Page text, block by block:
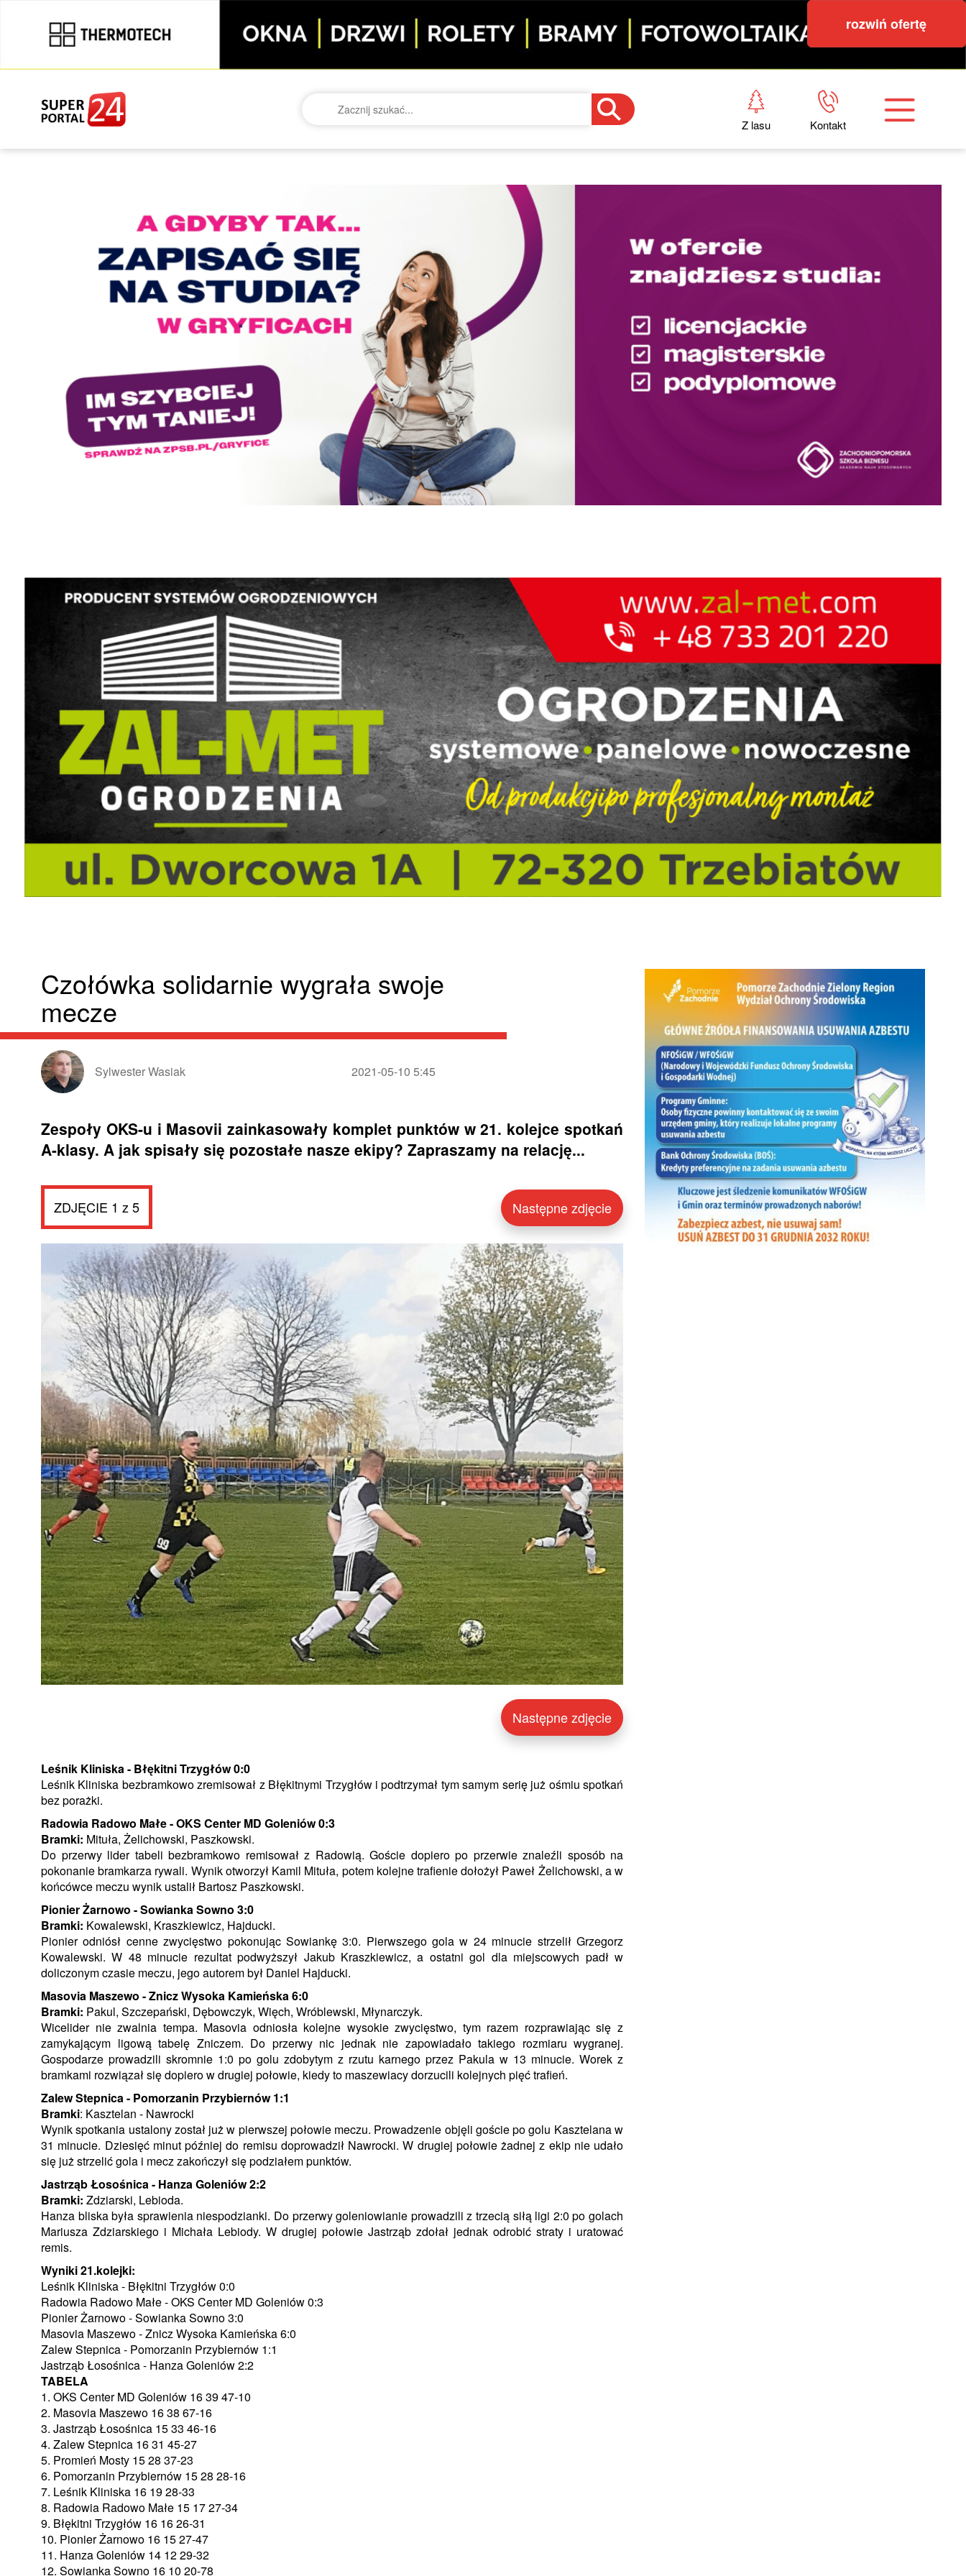
rozwiń ofertę
Z lasu Kontakt
Czołówka solidarnie wygrała swoje
mecze
Sylwester Wasiak 2021-05-10 5:45
Zespoły OKS-u i Masovii zainkasowały komplet punktów w 21. kolejce spotkań
A-klasy. A jak spisały się pozostałe nasze ekipy? Zapraszamy na relację...
ZDJĘCIE 1 z 5 Następne zdjęcie
Następne zdjęcie
Leśnik Kliniska - Błękitni Trzygłów 0:0
Leśnik Kliniska bezbramkowo zremisował z Błękitnymi Trzygłów i podtrzymał tym samym serię już ośmiu spotkań
bez porażki.
Radowia Radowo Małe - OKS Center MD Goleniów 0:3
Bramki: Mituła, Żelichowski, Paszkowski.
Do przerwy lider tabeli bezbramkowo remisował z Radowią. Goście dopiero po przerwie znaleźli sposób na
pokonanie bramkarza rywali. Wynik otworzył Kamil Mituła, potem kolejne trafienie dołożył Paweł Żelichowski, a w
końcówce meczu wynik ustalił Bartosz Paszkowski.
Pionier Żarnowo - Sowianka Sowno 3:0
Bramki: Kowalewski, Kraszkiewicz, Hajducki.
Pionier odniósł cenne zwycięstwo pokonując Sowiankę 3:0. Pierwszego gola w 24 minucie strzelił Grzegorz
Kowalewski. W 48 minucie rezultat podwyższył Jakub Kraszkiewicz, a ostatni gol dla miejscowych padł w
doliczonym czasie meczu, jego autorem był Daniel Hajducki.
Masovia Maszewo - Znicz Wysoka Kamieńska 6:0
Bramki: Pakul, Szczepański, Dębowczyk, Więch, Wróblewski, Młynarczyk.
Wicelider nie zwalnia tempa. Masovia odniosła kolejne wysokie zwycięstwo, tym razem rozprawiając się z
zamykającym ligową tabelę Zniczem. Do przerwy nic jednak nie zapowiadało takiego rozmiaru wygranej.
Gospodarze prowadzili skromnie 1:0 po golu zdobytym z rzutu karnego przez Pakula w 13 minucie. Worek z
bramkami rozwiązał się dopiero w drugiej połowie, kiedy to maszewiacy dorzucili kolejnych pięć trafień.
Zalew Stepnica - Pomorzanin Przybiernów 1:1
Bramki: Kasztelan - Nawrocki
Wynik spotkania ustalony został już w pierwszej połowie meczu. Prowadzenie objęli goście po golu Kasztelana w
31 minucie. Dziesięć minut później do remisu doprowadził Nawrocki. W drugiej połowie żadnej z ekip nie udało
się już strzelić gola i mecz zakończył się podziałem punktów.
Jastrząb Łosośnica - Hanza Goleniów 2:2
Bramki: Zdziarski, Lebioda.
Hanza bliska była sprawienia niespodzianki. Do przerwy goleniowianie prowadzili z trzecią siłą ligi 2:0 po golach
Mariusza Zdziarskiego i Michała Lebiody. W drugiej połowie Jastrząb zdołał jednak odrobić straty i uratować
remis.
Wyniki 21.kolejki:
Leśnik Kliniska - Błękitni Trzygłów 0:0
Radowia Radowo Małe - OKS Center MD Goleniów 0:3
Pionier Żarnowo - Sowianka Sowno 3:0
Masovia Maszewo - Znicz Wysoka Kamieńska 6:0
Zalew Stepnica - Pomorzanin Przybiernów 1:1
Jastrząb Łosośnica - Hanza Goleniów 2:2
TABELA
1. OKS Center MD Goleniów 16 39 47-10
2. Masovia Maszewo 16 38 67-16
3. Jastrząb Łosośnica 15 33 46-16
4. Zalew Stepnica 16 31 45-27
5. Promień Mosty 15 28 37-23
6. Pomorzanin Przybiernów 15 28 28-16
7. Leśnik Kliniska 16 19 28-33
8. Radowia Radowo Małe 15 17 27-34
9. Błękitni Trzygłów 16 16 26-31
10. Pionier Żarnowo 16 15 27-47
11. Hanza Goleniów 14 12 29-32
12. Sowianka Sowno 16 10 20-78